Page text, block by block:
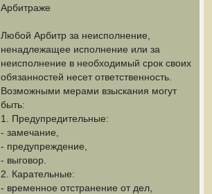
Арбитраже
Любой Арбитр за неисполнение,
ненадлежащее исполнение или за
неисполнение в необходимый срок своих
обязанностей несет ответственность.
Возможными мерами взыскания могут
быть:
1. Предупредительные:
- замечание,
- предупреждение,
- выговор.
2. Карательные:
- временное отстранение от дел,